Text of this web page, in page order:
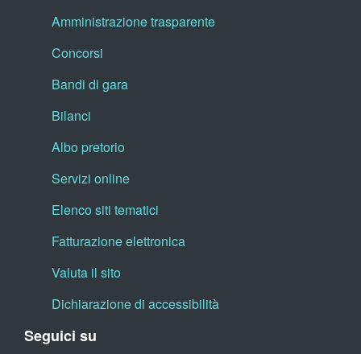
Amministrazione trasparente
Concorsi
Bandi di gara
Bilanci
Albo pretorio
Servizi online
Elenco siti tematici
Fatturazione elettronica
Valuta il sito
Dichiarazione di accessibilità
Seguici su